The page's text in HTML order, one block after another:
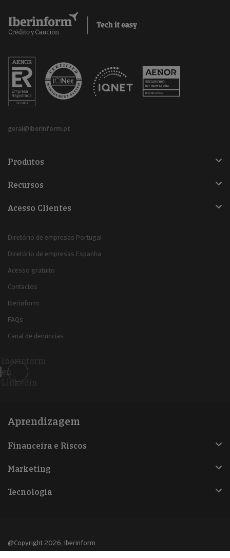
geral@iberinform.pt
Produtos
Recursos
Acesso Clientes
Diretório de empresas Portugal
Diretório de empresas Espanha
Acesso gratuito
Contactos
Iberinform
FAQs
Canal de denúncias
Iberinform
en
Linkedin
Aprendizagem
Financeira e Riscos
Marketing
Tecnologia
@Copyright 2026, Iberinform